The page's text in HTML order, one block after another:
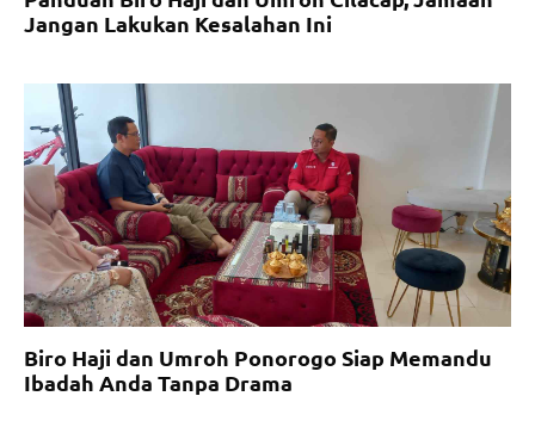
Jangan Lakukan Kesalahan Ini
Biro Haji dan Umroh Ponorogo Siap Memandu
Ibadah Anda Tanpa Drama